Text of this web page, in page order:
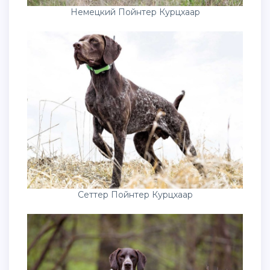
Немецкий Пойнтер Курцхаар
Сеттер Пойнтер Курцхаар